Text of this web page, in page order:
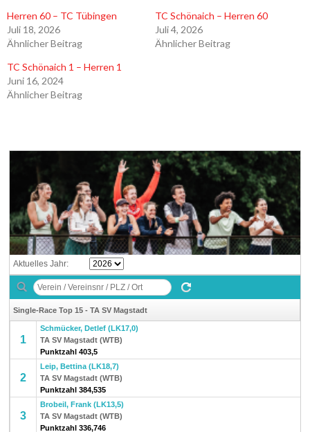
Herren 60 – TC Tübingen
Juli 18, 2026
Ähnlicher Beitrag
TC Schönaich – Herren 60
Juli 4, 2026
Ähnlicher Beitrag
TC Schönaich 1 – Herren 1
Juni 16, 2024
Ähnlicher Beitrag